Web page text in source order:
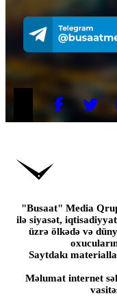
"Busaat" Media
ilə siyasət,
üzrə ölkədə və
Saytdakı
Məlumat internet